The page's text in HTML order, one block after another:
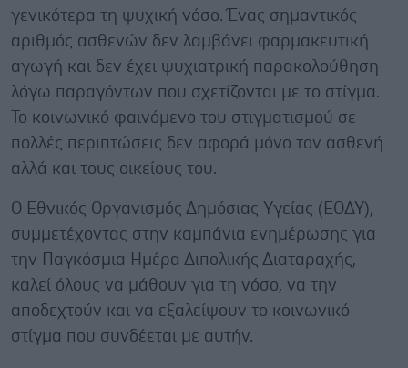
γενικότερα τη ψυχική νόσο. Ένας σημαντικός
αριθμός ασθενών δεν λαμβάνει φαρμακευτική
αγωγή και δεν έχει ψυχιατρική παρακολούθηση
λόγω παραγόντων που σχετίζονται με το στίγμα.
Το κοινωνικό φαινόμενο του στιγματισμού σε
πολλές περιπτώσεις δεν αφορά μόνο τον ασθενή
αλλά και τους οικείους του.
O Εθνικός Οργανισμός Δημόσιας Υγείας (ΕΟΔΥ),
συμμετέχοντας στην καμπάνια ενημέρωσης για
την Παγκόσμια Ημέρα Διπολικής Διαταραχής,
καλεί όλους να μάθουν για τη νόσο, να την
αποδεχτούν και να εξαλείψουν το κοινωνικό
στίγμα που συνδέεται με αυτήν.